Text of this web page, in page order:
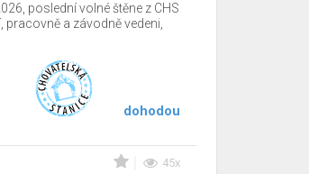
poslední volné štěne z CHS
a závodně vedeni,
dohodou
45x